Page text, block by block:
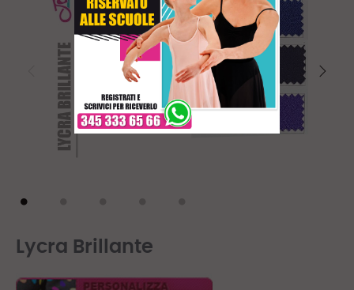
Lycra Brillante